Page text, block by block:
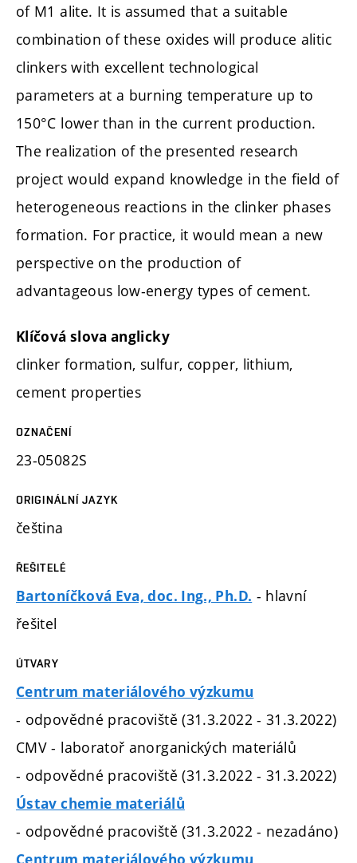
of M1 alite. It is assumed that a suitable
combination of these oxides will produce alitic
clinkers with excellent technological
parameters at a burning temperature up to
150°C lower than in the current production.
The realization of the presented research
project would expand knowledge in the field of
heterogeneous reactions in the clinker phases
formation. For practice, it would mean a new
perspective on the production of
advantageous low-energy types of cement.
Klíčová slova anglicky
clinker formation, sulfur, copper, lithium,
cement properties
OZNAČENÍ
23-05082S
ORIGINÁLNÍ JAZYK
čeština
ŘEŠITELÉ
Bartoníčková Eva, doc. Ing., Ph.D. - hlavní
řešitel
ÚTVARY
Centrum materiálového výzkumu
- odpovědné pracoviště (31.3.2022 - 31.3.2022)
CMV - laboratoř anorganických materiálů
- odpovědné pracoviště (31.3.2022 - 31.3.2022)
Ústav chemie materiálů
- odpovědné pracoviště (31.3.2022 - nezadáno)